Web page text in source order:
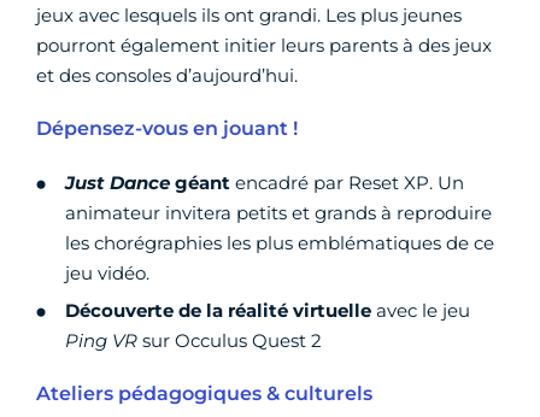
jeux avec lesquels ils ont grandi. Les plus jeunes
pourront également initier leurs parents à des jeux
et des consoles d’aujourd’hui.
Dépensez-vous en jouant !
Just Dance géant encadré par Reset XP. Un
animateur invitera petits et grands à reproduire
les chorégraphies les plus emblématiques de ce
jeu vidéo.
Découverte de la réalité virtuelle avec le jeu
Ping VR sur Occulus Quest 2
Ateliers pédagogiques & culturels